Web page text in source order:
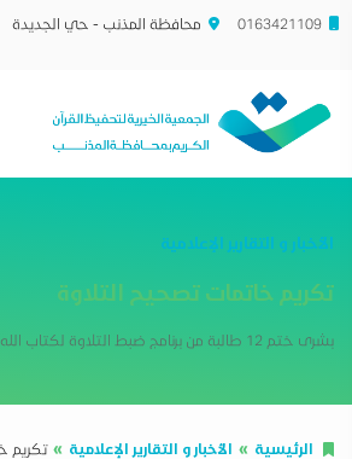
0163421109 محافظة المذنب - حي الجديدة
الأخبار و التقارير الإعلامية
تكريم خاتمات تصحيح التلاوة
بشرى ختم 12 طالبة من برنامج ضبط التلاوة لكتاب الله كاملاً ????✨. ‏
الرئيسية الأخبار و التقارير الإعلامية تكريم